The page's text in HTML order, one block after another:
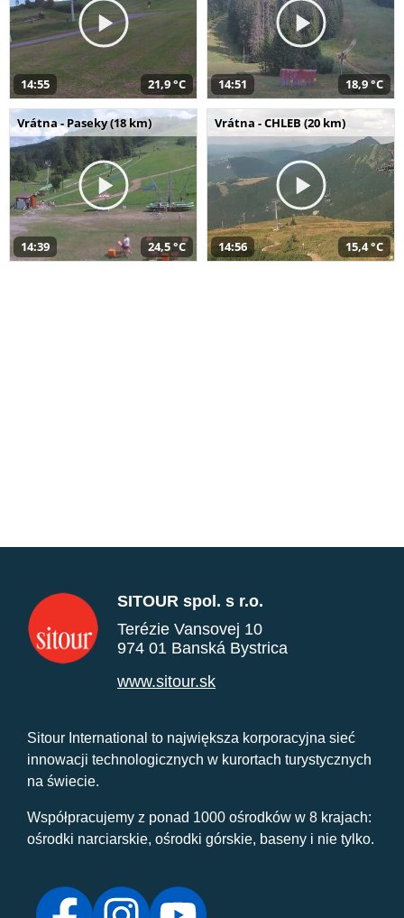
14:55 21,9 °C 14:51 18,9 °C
Vrátna - Paseky (18 km)
14:39 24,5 °C
Vrátna - CHLEB (20 km)
14:56 15,4 °C
SITOUR spol. s r.o.
Terézie Vansovej 10
974 01 Banská Bystrica
www.sitour.sk
Sitour International to największa korporacyjna sieć
innowacji technologicznych w kurortach turystycznych
na świecie.
Współpracujemy z ponad 1000 ośrodków w 8 krajach:
ośrodki narciarskie, ośrodki górskie, baseny i nie tylko.